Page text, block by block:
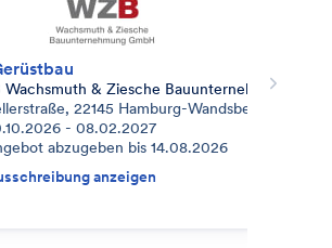
Wachsmuth & Ziesche Bauunternehmung
22145 Hamburg-Wandsbek,
- 08.02.2027
abzugeben bis 14.08.2026
anzeigen